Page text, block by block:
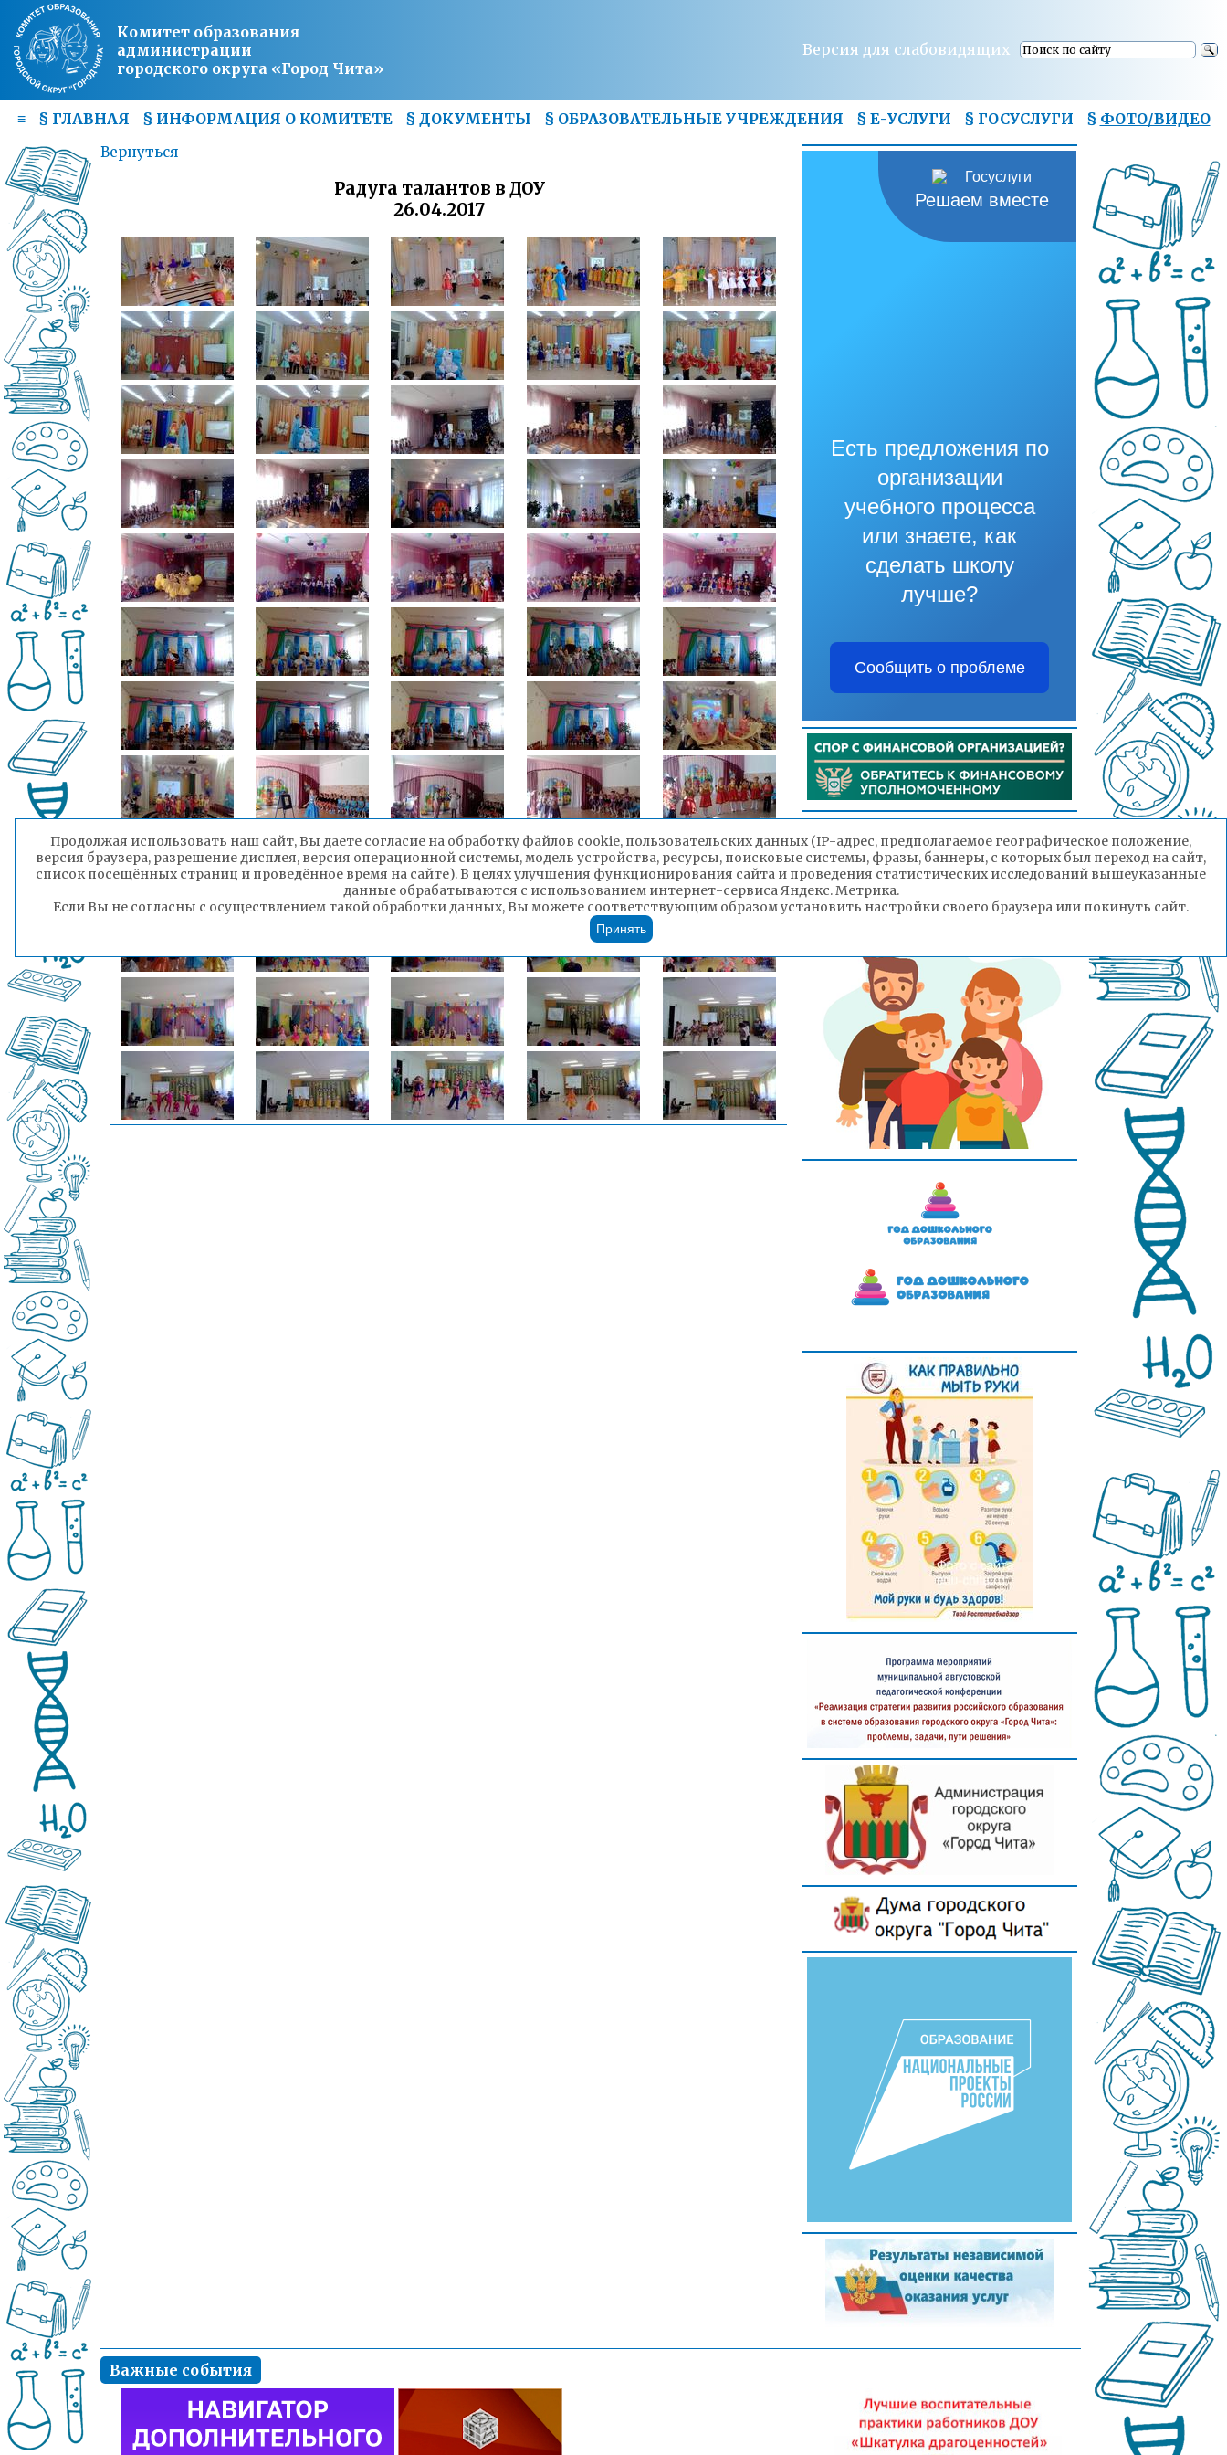
Комитет образования
администрации
городского округа «Город Чита»
Версия для слабовидящих
≡ § ГЛАВНАЯ § ИНФОРМАЦИЯ О КОМИТЕТЕ § ДОКУМЕНТЫ § ОБРАЗОВАТЕЛЬНЫЕ УЧРЕЖДЕНИЯ § Е-УСЛУГИ § ГОСУСЛУГИ § ФОТО/ВИДЕО
Вернуться
Радуга талантов в ДОУ
26.04.2017
Решаем вместе
Есть предложения по
организации
учебного процесса
или знаете, как
сделать школу
лучше?
Сообщить о проблеме
Важные события
Продолжая использовать наш сайт, Вы даете согласие на обработку файлов cookie, пользовательских данных (IP-адрес, предполагаемое географическое положение,
версия браузера, разрешение дисплея, версия операционной системы, модель устройства, ресурсы, поисковые системы, фразы, баннеры, с которых был переход на сайт,
список посещённых страниц и проведённое время на сайте). В целях улучшения функционирования сайта и проведения статистических исследований вышеуказанные
данные обрабатываются с использованием интернет-сервиса Яндекс. Метрика.
Если Вы не согласны с осуществлением такой обработки данных, Вы можете соответствующим образом установить настройки своего браузера или покинуть сайт.
Принять